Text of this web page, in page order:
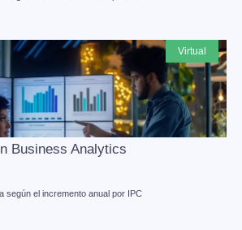
virtual
Business Analytics
según el incremento anual por IPC